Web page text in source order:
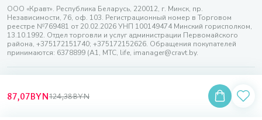
87,07BYN124,38BYN
ООО «Кравт». Республика Беларусь, 220012, г. Минск, пр.
Независимости, 76, оф. 103. Регистрационный номер в Торговом
реестре №769481 от 20.02.2026 УНП 100149474 Минский горисполком,
13.10.1992. Отдел торговли и услуг администрации Первомайского
района, +375172151740; +375172152626. Обращения покупателей
принимаются: 6378899 (А1, МТС, life, imanager@cravt.by.
Разработка сайта — SLAM
Выбор настроек Cookie